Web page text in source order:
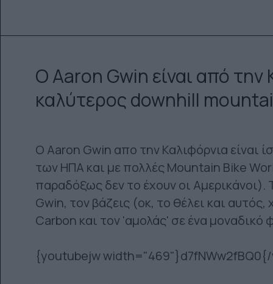
Ο Aaron Gwin είναι από την
καλύτερος downhill
Ο Aaron Gwin απο την Καλιφόρνια είναι
των ΗΠΑ και με πολλές Mountain Bike
παραδόξως δεν το έχουν οι Αμερικάνοι).
Gwin, τον βάζεις (οκ, το θέλει και
Carbon και τον 'αμολάς' σε ένα
{youtubejw